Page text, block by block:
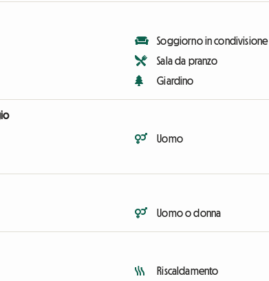
Soggiorno in condivisione
Sala da pranzo
Giardino
Uomo
Uomo o donna
Riscaldamento